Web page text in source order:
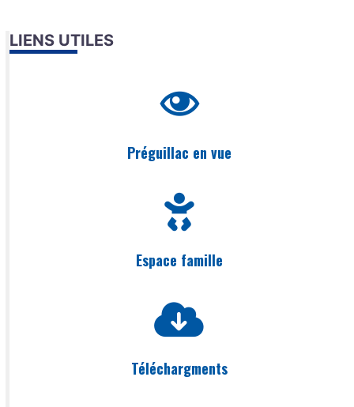
LIENS UTILES
Préguillac en vue
Espace famille
Téléchargments